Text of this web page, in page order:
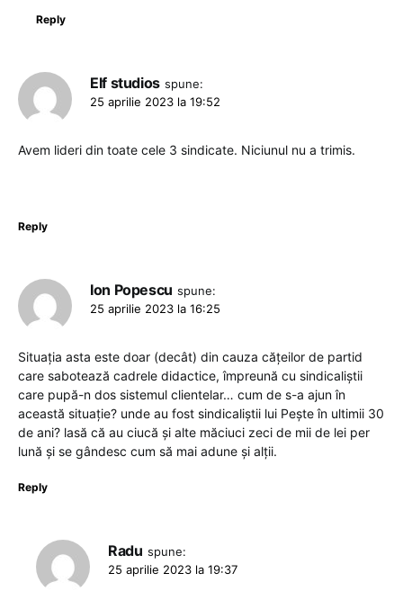
Reply
Elf studios spune:
25 aprilie 2023 la 19:52
Avem lideri din toate cele 3 sindicate. Niciunul nu a trimis.
Reply
Ion Popescu spune:
25 aprilie 2023 la 16:25
Situația asta este doar (decât) din cauza cățeilor de partid
care sabotează cadrele didactice, împreună cu sindicaliștii
care pupă-n dos sistemul clientelar… cum de s-a ajun în
această situație? unde au fost sindicaliștii lui Pește în ultimii 30
de ani? lasă că au ciucă și alte măciuci zeci de mii de lei per
lună și se gândesc cum să mai adune și alții.
Reply
Radu spune:
25 aprilie 2023 la 19:37